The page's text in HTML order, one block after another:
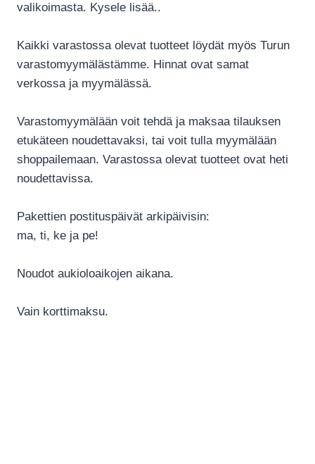
valikoimasta. Kysele lisää..
Kaikki varastossa olevat tuotteet löydät myös Turun
varastomyymälästämme. Hinnat ovat samat
verkossa ja myymälässä.
Varastomyymälään voit tehdä ja maksaa tilauksen
etukäteen noudettavaksi, tai voit tulla myymälään
shoppailemaan. Varastossa olevat tuotteet ovat heti
noudettavissa.
Pakettien postituspäivät arkipäivisin:
ma, ti, ke ja pe!
Noudot aukioloaikojen aikana.
Vain korttimaksu.